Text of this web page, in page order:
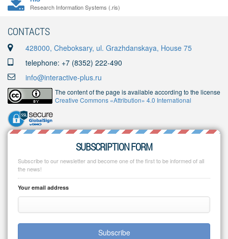
Research Information Systems (.ris)
CONTACTS
428000, Cheboksary, ul. Grazhdanskaya, House 75
telephone: +7 (8352) 222-490
info@interactive-plus.ru
The content of the page is available according to the license
Creative Commons «Attribution» 4.0 International
SUBSCRIPTION FORM
Subscribe to our newsletter and become one of the first to be informed of all
the news!
Your email address
Subscribe